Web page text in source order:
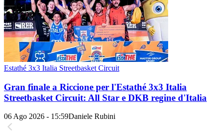
Estathé 3x3 Italia Streetbasket Circuit
Gran finale a Riccione per l'Estathé 3x3 Italia
Streetbasket Circuit: All Star e DKB regine d'Italia
06 Ago 2026 - 15:59Daniele Rubini